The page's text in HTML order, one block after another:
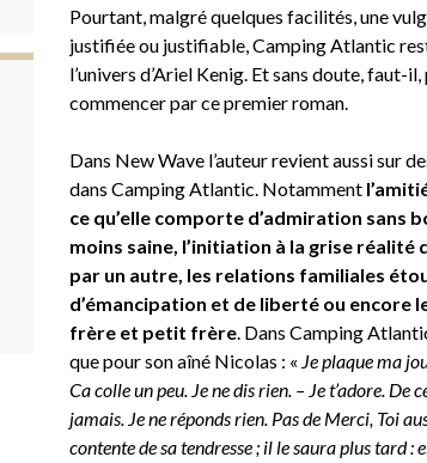
Pourtant, malgré quelques facilités, une
justifiée ou justifiable, Camping Atlantic
l’univers d’Ariel Kenig. Et sans doute, faut-
commencer par ce premier roman.
Dans New Wave l’auteur revient aussi sur
dans Camping Atlantic. Notamment
ce qu’elle comporte d’admiration sans
moins saine, l’initiation à la grise réalité
par un autre, les relations familiales
d’émancipation et de liberté ou encore
frère et petit frère. Dans Camping
que pour son aîné Nicolas : « Je plaque ma
Ca colle un peu. Je ne dis rien. – Je t’adore. De
jamais. Je ne réponds rien. Pas de Merci, Toi
contente de sa tendresse ; il le saura plus tard :